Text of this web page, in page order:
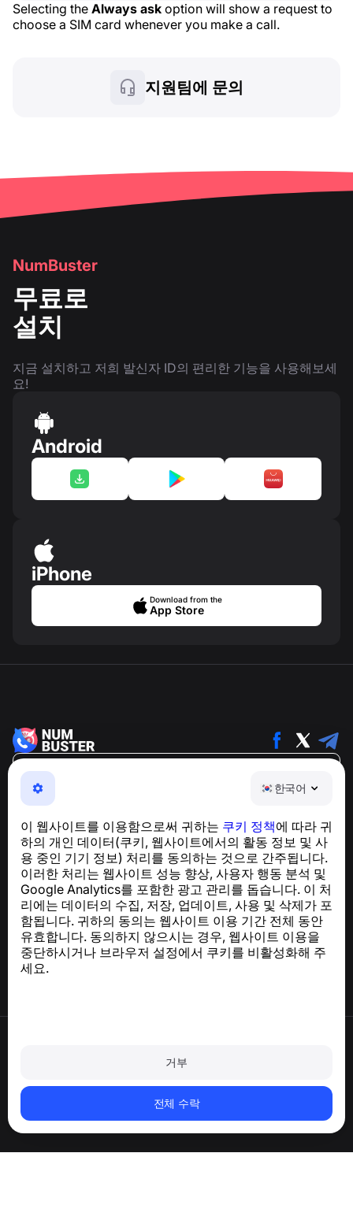
한국어
이 웹사이트를 이용함으로써 귀하는 쿠키 정책에 따라 귀
하의 개인 데이터(쿠키, 웹사이트에서의 활동 정보 및 사
용 중인 기기 정보) 처리를 동의하는 것으로 간주됩니다.
이러한 처리는 웹사이트 성능 향상, 사용자 행동 분석 및
Google Analytics를 포함한 광고 관리를 돕습니다. 이 처
리에는 데이터의 수집, 저장, 업데이트, 사용 및 삭제가 포
함됩니다. 귀하의 동의는 웹사이트 이용 기간 전체 동안
유효합니다. 동의하지 않으시는 경우, 웹사이트 이용을
중단하시거나 브라우저 설정에서 쿠키를 비활성화해 주
세요.
거부
전체 수락
Selecting the Always ask option will show a request to
choose a SIM card whenever you make a call.
지원팀에 문의
NumBuster
무료로
설치
지금 설치하고 저희 발신자 ID의 편리한 기능을 사용해보세
요!
Android
iPhone
Download from the
App Store
NumBuster © 2013—2026 ·
support@numbuster.com
하는 간편한 앱
GDPR 준수 관련 문의:support@numbuster.com
도움말 센터
뉴스 및 기사
프로젝트 소개
연락처
계정 및 개인정보 삭제